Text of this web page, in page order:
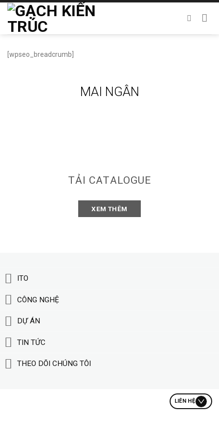
Chuyển
dung
[wpseo_breadcrumb]
MAI NGÂN
TẢI CATALOGUE
XEM THÊM
ITO
CÔNG NGHỆ
DỰ ÁN
TIN TỨC
THEO DÕI CHÚNG TÔI
LIÊN HỆ